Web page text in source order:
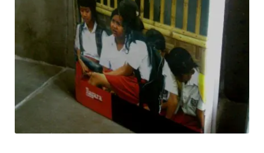
child
menu
Alamat
Rekening
Reseller